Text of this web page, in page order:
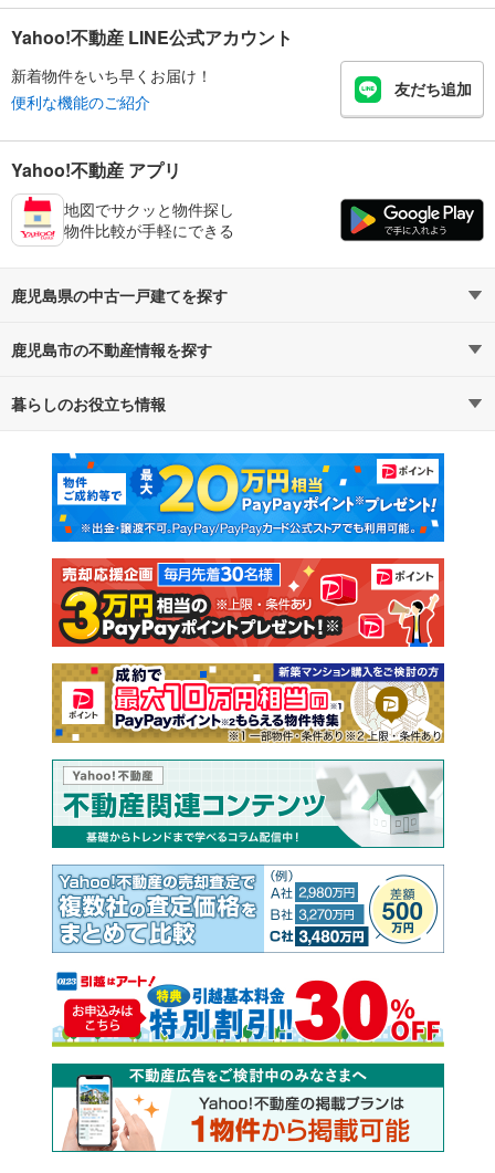
Yahoo!不動産 LINE公式アカウント
新着物件をいち早くお届け！
便利な機能のご紹介
友だち追加
Yahoo!不動産 アプリ
地図でサクッと物件探し
物件比較が手軽にできる
鹿児島県の中古一戸建てを探す
路線・駅から探す
通勤・通学時間から探す
鹿児島市の不動産情報を探す
不動産・住宅
新築マンション 中古マンション
新築一戸建て 中古一戸建て
注文住宅 土地
売却査定
暮らしのお役立ち情報
マンションカタログ 教えて！住まいの先生